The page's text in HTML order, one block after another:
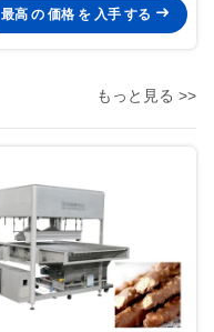
最高 の 価格 を 入手 する
もっと見る >>